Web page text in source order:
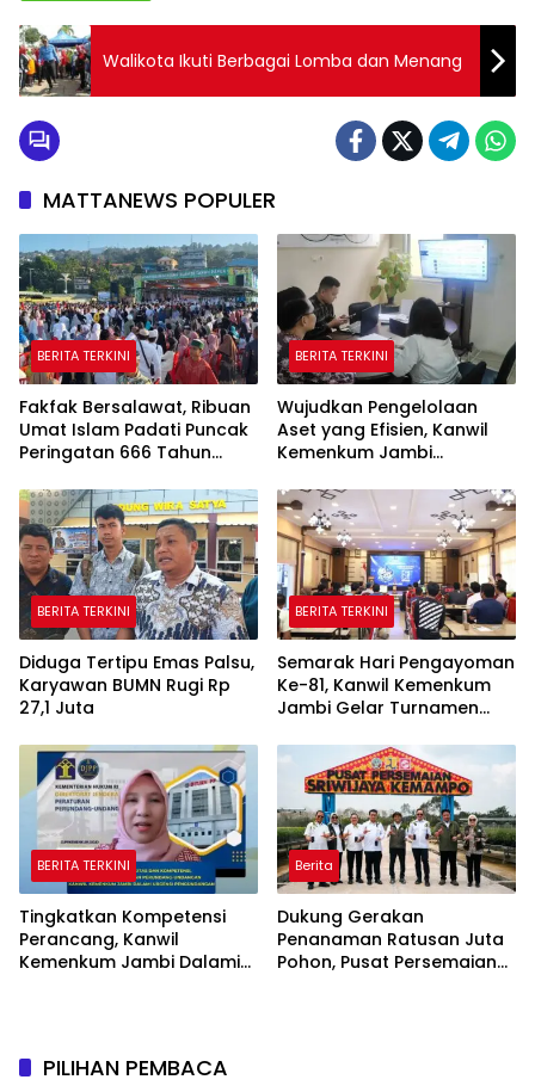
Walikota Ikuti Berbagai Lomba dan Menang
MATTANEWS POPULER
BERITA TERKINI
Fakfak Bersalawat, Ribuan
Umat Islam Padati Puncak
Peringatan 666 Tahun
BERITA TERKINI
Wujudkan Pengelolaan
Aset yang Efisien, Kanwil
Kemenkum Jambi
Secara Transparan
BERITA TERKINI
Diduga Tertipu Emas Palsu,
Karyawan BUMN Rugi Rp
27,1 Juta
BERITA TERKINI
Semarak Hari Pengayoman
Ke-81, Kanwil Kemenkum
Jambi Gelar Turnamen
BERITA TERKINI
Tingkatkan Kompetensi
Perancang, Kanwil
Kemenkum Jambi Dalami
Berita
Dukung Gerakan
Penanaman Ratusan Juta
Pohon, Pusat Persemaian
PILIHAN PEMBACA